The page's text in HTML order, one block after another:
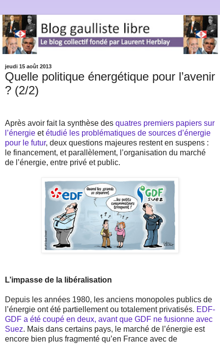
jeudi 15 août 2013
Quelle politique énergétique pour l’avenir
? (2/2)
Après avoir fait la synthèse des quatres premiers papiers sur
l’énergie etétudié les problématiques de sources d’énergie
pour le futur, deux questions majeures restent en suspens :
le financement, et parallèlement, l’organisation du marché
de l’énergie, entre privé et public.
L’impasse de la libéralisation
Depuis les années 1980, les anciens monopoles publics de
l’énergie ont été partiellement ou totalement privatisés. EDF-
GDF a été coupé en deux, avant que GDF ne fusionne avec
Suez. Mais dans certains pays, le marché de l’énergie est
encore bien plus fragmenté qu’en France avec de